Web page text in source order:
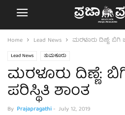
Home Lead News ಮರಳೂರು ದಿಣ್ಣೆ: ಬಿಗಿ
Lead News ತುಮಕೂರು
ಮರಳೂರು ದಿಣ್ಣೆ:
ಪರಿಸ್ಥಿತಿ ಶಾಂತ
By Prajapragathi- July 12, 2019